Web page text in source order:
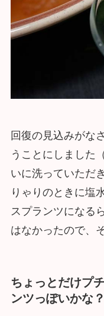
回復の見込みがな
うことにしました
いに洗っていただ
りゃりのときに塩
スプランツになる
はなかったので、
ちょっとだけプ
ンツっぽいかな？